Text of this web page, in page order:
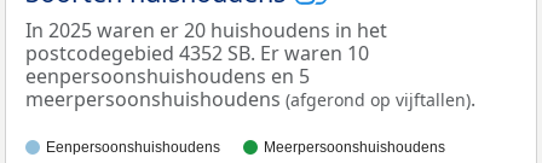
In 2025 waren er 20 huishoudens in het
postcodegebied 4352 SB. Er waren 10
eenpersoonshuishoudens en 5
meerpersoonshuishoudens (afgerond op vijftallen).
Eenpersoonshuishoudens Meerpersoonshuishoudens